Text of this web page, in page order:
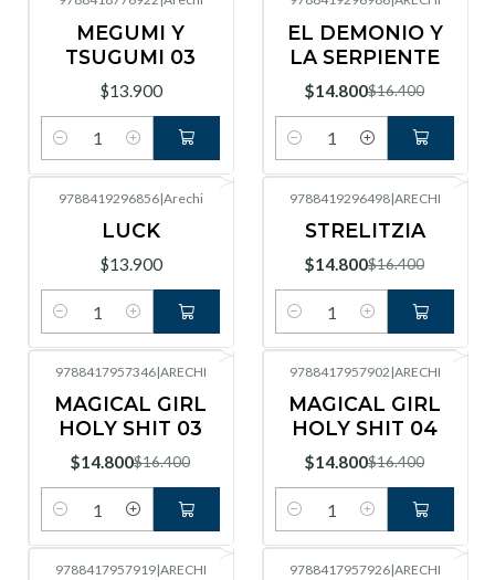
MEGUMI Y
TSUGUMI 03
$13.900
Cantidad
EL DEMONIO Y
LA SERPIENTE
$14.800$16.400
Cantidad
9788419296856|Arechi
LUCK
$13.900
Cantidad
9788419296498|ARECHI
STRELITZIA
$14.800$16.400
Cantidad
9788417957346|ARECHI
MAGICAL GIRL
HOLY SHIT 03
$14.800$16.400
Cantidad
9788417957902 |ARECHI
MAGICAL GIRL
HOLY SHIT 04
$14.800$16.400
Cantidad
9788417957919|ARECHI 9788417957926|ARECHI